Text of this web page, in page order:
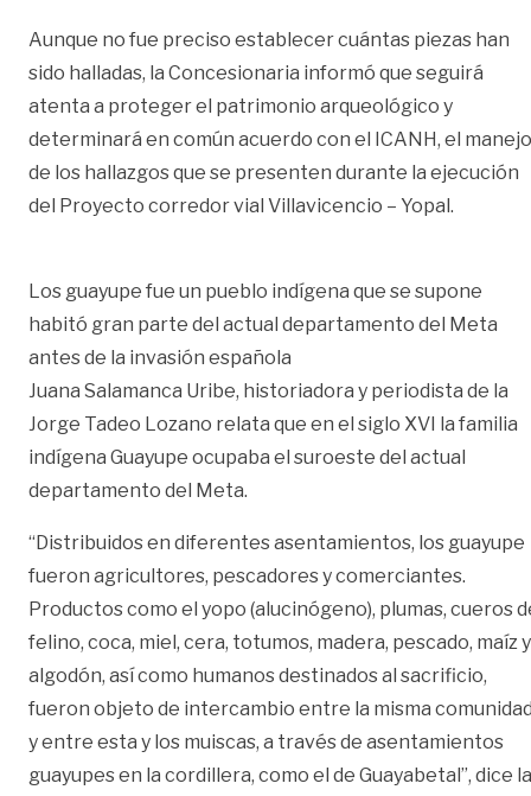
Aunque no fue preciso establecer cuántas piezas han
sido halladas, la Concesionaria informó que seguirá
atenta a proteger el patrimonio arqueológico y
determinará en común acuerdo con el ICANH, el manejo
de los hallazgos que se presenten durante la ejecución
del Proyecto corredor vial Villavicencio – Yopal.
Los guayupe fue un pueblo indígena que se supone
habitó gran parte del actual departamento del Meta
antes de la invasión española
Juana Salamanca Uribe, historiadora y periodista de la
Jorge Tadeo Lozano relata que en el siglo XVI la familia
indígena Guayupe ocupaba el suroeste del actual
departamento del Meta.
“Distribuidos en diferentes asentamientos, los guayupe
fueron agricultores, pescadores y comerciantes.
Productos como el yopo (alucinógeno), plumas, cueros
felino, coca, miel, cera, totumos, madera, pescado, maíz y
algodón, así como humanos destinados al sacrificio,
fueron objeto de intercambio entre la misma
y entre esta y los muiscas, a través de asentamientos
guayupes en la cordillera, como el de Guayabetal”, dice la